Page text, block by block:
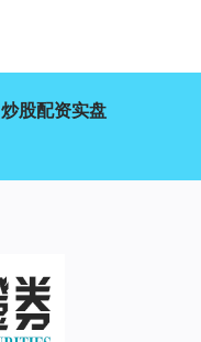
炒股配资实盘